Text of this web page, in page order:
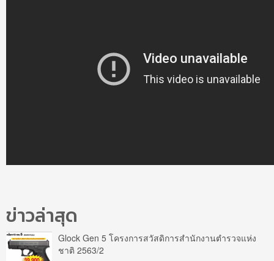
ข่าวล่าสุด
Glock Gen 5 โครงการสวัสดิการสำนักงานตำรวจแห่ง
ชาติ 2563/2